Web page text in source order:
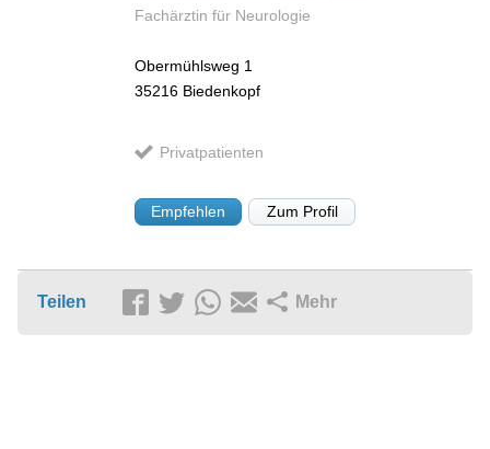
Fachärztin für Neurologie
Obermühlsweg 1
35216 Biedenkopf
Privatpatienten
Empfehlen Zum Profil
Teilen Mehr